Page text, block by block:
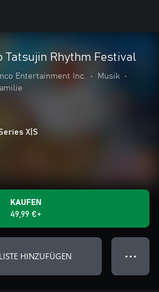
Tatsujin Rhythm Festival
Entertainment Inc. • Musik
•
X|S
KAUFEN
49,99 €+
HINZUFÜGEN ● ● ●